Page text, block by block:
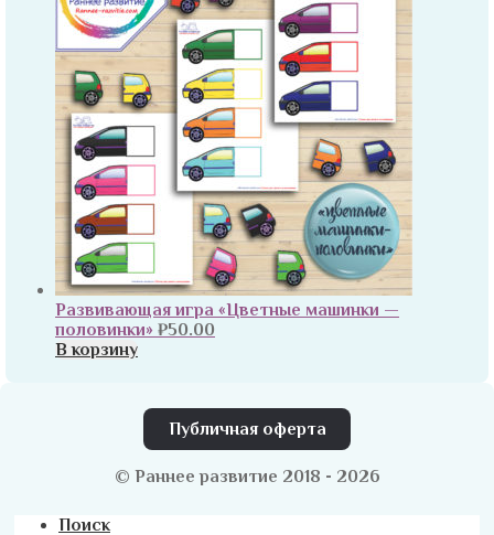
Развивающая игра «Цветные машинки —
половинки» ₽50.00
В корзину
Публичная оферта
© Раннее развитие 2018 - 2026
Поиск